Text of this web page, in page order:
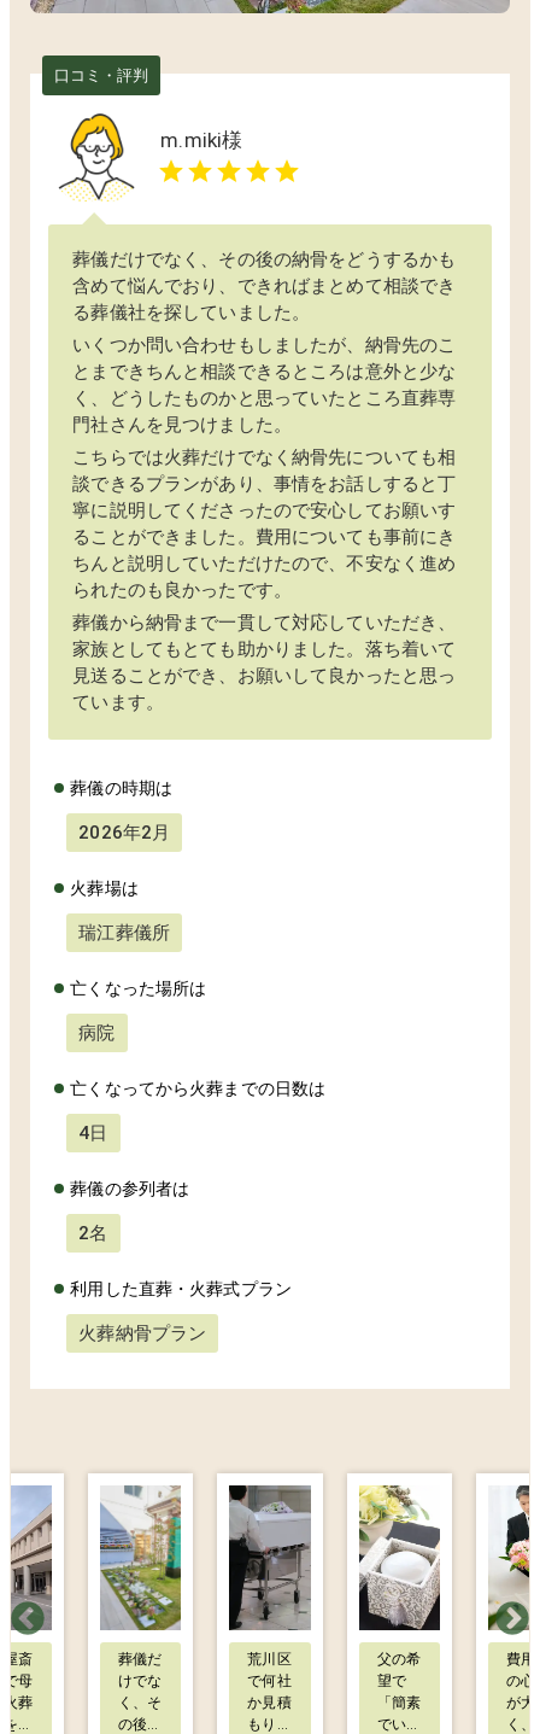
口コミ・評判
m.miki様
葬儀だけでなく、その後の納骨をどうするかも
含めて悩んでおり、できればまとめて相談でき
る葬儀社を探していました。
いくつか問い合わせもしましたが、納骨先のこ
とまできちんと相談できるところは意外と少な
く、どうしたものかと思っていたところ直葬専
門社さんを見つけました。
こちらでは火葬だけでなく納骨先についても相
談できるプランがあり、事情をお話しすると丁
寧に説明してくださったので安心してお願いす
ることができました。費用についても事前にき
ちんと説明していただけたので、不安なく進め
られたのも良かったです。
葬儀から納骨まで一貫して対応していただき、
家族としてもとても助かりました。落ち着いて
見送ることができ、お願いして良かったと思っ
ています。
葬儀の時期は
2026年2月
火葬場は
瑞江葬儀所
亡くなった場所は
病院
亡くなってから火葬までの日数は
4日
葬儀の参列者は
2名
利用した直葬・火葬式プラン
火葬納骨プラン
屋斎
で母
火葬
お
葬儀だ
けでな
く、そ
の後の
荒川区
で何社
か見積
もりを
父の希
望で
「簡素
でいい
費用
の心
が大
く、